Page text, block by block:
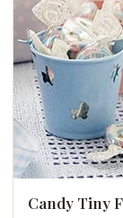
Candy Tiny